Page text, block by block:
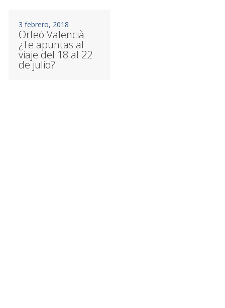
3 febrero, 2018
Orfeó Valencià
¿Te apuntas al
viaje del 18 al 22
de julio?